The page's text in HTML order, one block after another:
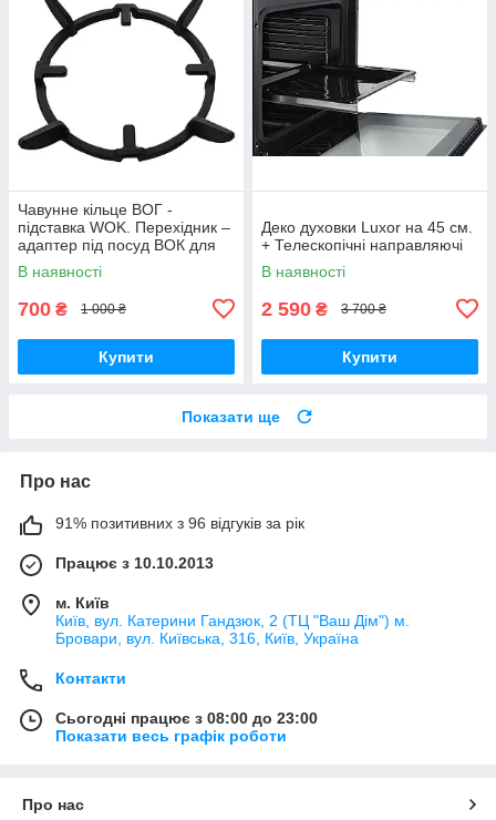
Чавунне кільце ВОГ -
підставка WOK. Перехідник –
адаптер під посуд ВОК для
газових плит
В наявності
700 ₴ 1 000 ₴
Купити
Деко духовки Luxor на 45 см.
+ Телескопічні направляючі
В наявності
2 590 ₴ 3 700 ₴
Купити
Показати ще
Про нас
91% позитивних з 96 відгуків за рік
Працює з 10.10.2013
м. Київ
Київ, вул. Катерини Гандзюк, 2 (ТЦ "Ваш Дім") м.
Бровари, вул. Київська, 316, Київ, Україна
Контакти
Сьогодні працює з 08:00 до 23:00
Показати весь графік роботи
Про нас